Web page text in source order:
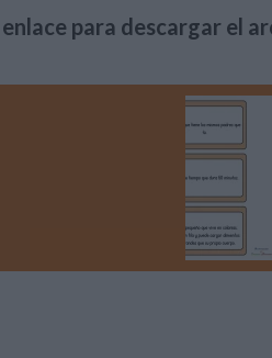
para descargar el